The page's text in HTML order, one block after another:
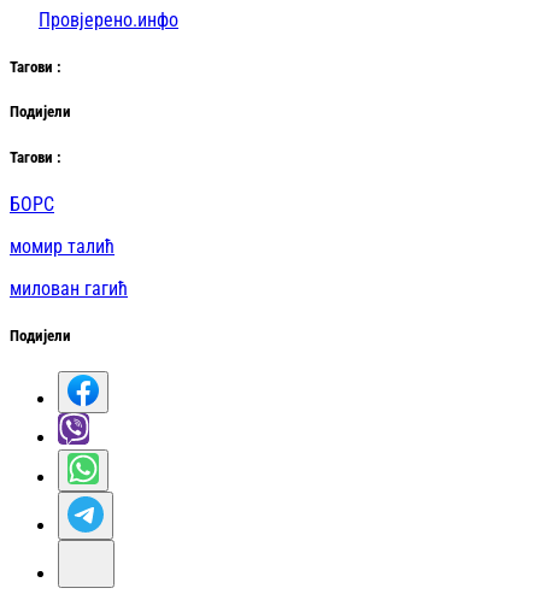
Провјерено.инфо
Тагови :
Подијели
Тагови :
БОРС
момир талић
милован гагић
Подијели